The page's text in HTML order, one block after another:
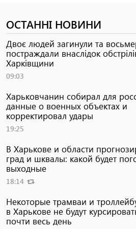
ОСТАННІ НОВИНИ
Двоє людей загинули та
постраждали внаслідок
Харківщини
09:03
Харьковчанин собирал для
данные о военных объектах и ​​
корректировал удары
19:25
В Харькове и области
град и шквалы: какой будет
выходные
18:14
Некоторые трамваи и
в Харькове не будут
почти весь день